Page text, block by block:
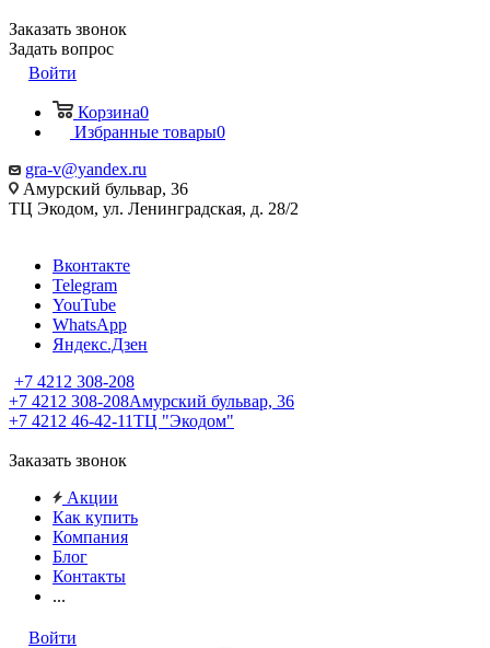
Заказать звонок
Задать вопрос
Войти
Корзина0
Избранные товары0
gra-v@yandex.ru
Амурский бульвар, 36
ТЦ Экодом, ул. Ленинградская, д. 28/2
Вконтакте
Telegram
YouTube
WhatsApp
Яндекс.Дзен
+7 4212 308-208
+7 4212 308-208Амурский бульвар, 36
+7 4212 46-42-11ТЦ "Экодом"
Заказать звонок
Акции
Как купить
Компания
Блог
Контакты
...
Войти